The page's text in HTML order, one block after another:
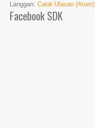
Langgan: Catat Ulasan (Atom)
Facebook SDK